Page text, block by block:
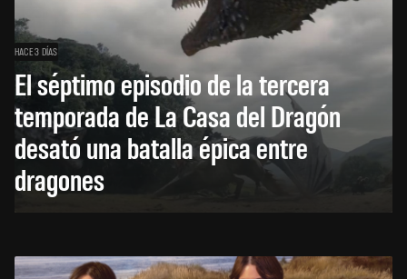
HACE 3 DÍAS
El séptimo episodio de la tercera
temporada de La Casa del Dragón
desató una batalla épica entre
dragones